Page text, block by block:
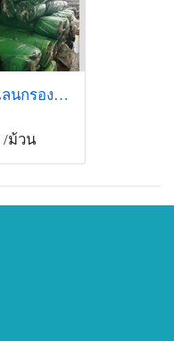
ตาข่ายกรองแสง สแลนกรองแสง สีดำ 60%
/ม้วน